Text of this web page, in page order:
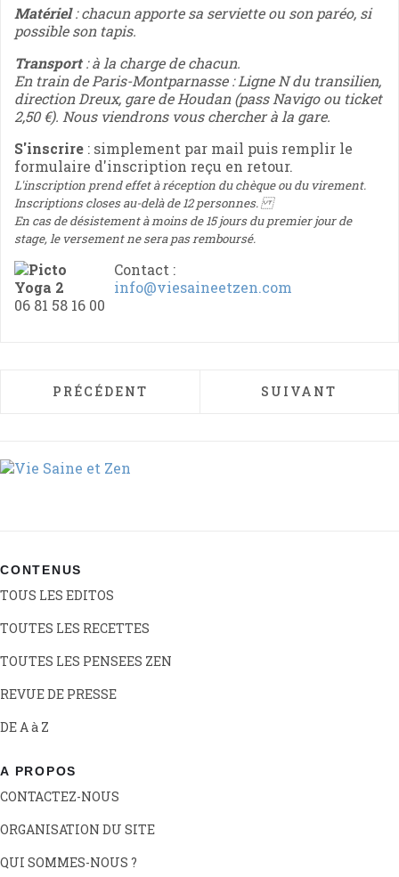
Matériel : chacun apporte sa serviette ou son paréo, si
possible son tapis.
Transport : à la charge de chacun.
En trainde Paris-Montparnasse : Ligne N du transilien,
direction Dreux, gare de Houdan (pass Navigoou ticket
2,50 €). Nous viendrons vous chercher à la gare.
S'inscrire : simplement par mail puis remplir le
formulaire d'inscription reçu en retour.
L'inscription prend effet à réception du chèque ou du virement.
Inscriptions closes au-delà de 12 personnes.
En cas de désistement à moins de 15 jours du premier jour de
stage, le versement ne sera pas remboursé.
Contact :
info@viesaineetzen.com
06 81 58 16 00
ARTICLE PRÉCÉDENT : LA GRANGE DE
PRÉCÉDENT ARTICLE
SUIVANT
CONTENUS
TOUS LES EDITOS
TOUTES LES RECETTES
TOUTES LES PENSEES ZEN
REVUE DE PRESSE
DE A à Z
A PROPOS
CONTACTEZ-NOUS
ORGANISATION DU SITE
QUI SOMMES-NOUS ?